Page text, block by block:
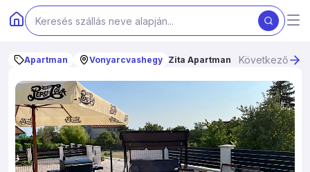
Apartman Vonyarcvashegy Zita Apartman Következő